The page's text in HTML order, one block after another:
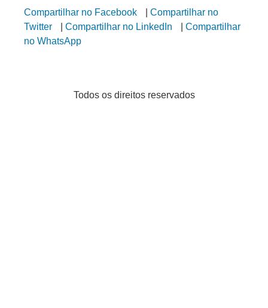
Compartilhar no Facebook
Compartilhar no
Twitter
Compartilhar no LinkedIn
Compartilhar
no WhatsApp
Todos os direitos reservados